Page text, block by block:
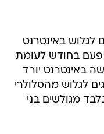
נוהגים לגלוש באינטרנט
פעם בחודש לעומת
באינטרנט יורד
נוהגים לגלוש מהסלולרי
פעם בחודש לעומת 5% בלבד מגולשים בני